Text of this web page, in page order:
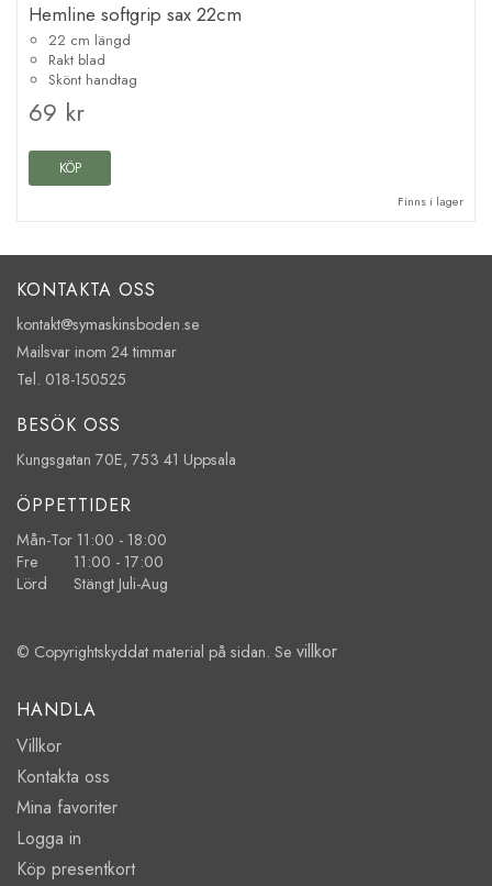
Hemline softgrip sax 22cm
22 cm längd
Rakt blad
Skönt handtag
69 kr
KÖP
Finns i lager
KONTAKTA OSS
kontakt@symaskinsboden.se
Mailsvar inom 24 timmar
Tel. 018-150525
BESÖK OSS
Kungsgatan 70E, 753 41 Uppsala
ÖPPETTIDER
Mån-Tor 11:00 - 18:00
Fre 11:00 - 17:00
Lörd Stängt Juli-Aug
© Copyrightskyddat material på sidan. Se villkor
HANDLA
Villkor
Kontakta oss
Mina favoriter
Logga in
Köp presentkort